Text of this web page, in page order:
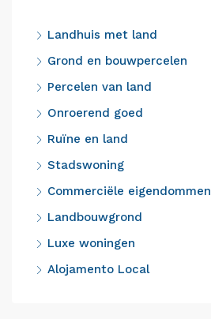
Landhuis met land
Grond en bouwpercelen
Percelen van land
Onroerend goed
Ruïne en land
Stadswoning
Commerciële eigendommen
Landbouwgrond
Luxe woningen
Alojamento Local